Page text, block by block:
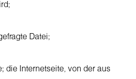
Datei;
die Internetseite, von der aus